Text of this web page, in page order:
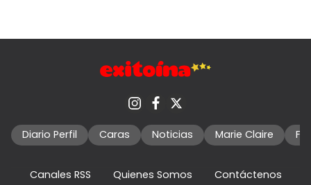
Diario Perfil Caras Noticias Marie Claire
Canales RSS Quienes Somos
Contáctenos